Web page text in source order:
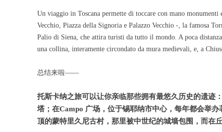
Un viaggio in Toscana permette di toccare con mano
Vecchio, Piazza della Signoria e Palazzo Vecchio -, la famosa
Palio di Siena, che attira turisti da tutto il mondo. A poca
una collina, interamente circondato da mura medievali, e, a
总结来啦——
托斯卡纳之旅可以让你亲临那些拥有最悠久历史的遗迹
塔；在Campo 广场，位于锡耶纳市中心，每年都会举
顶的蒙特里久尼古村，那里被中世纪的城墙包围，而在